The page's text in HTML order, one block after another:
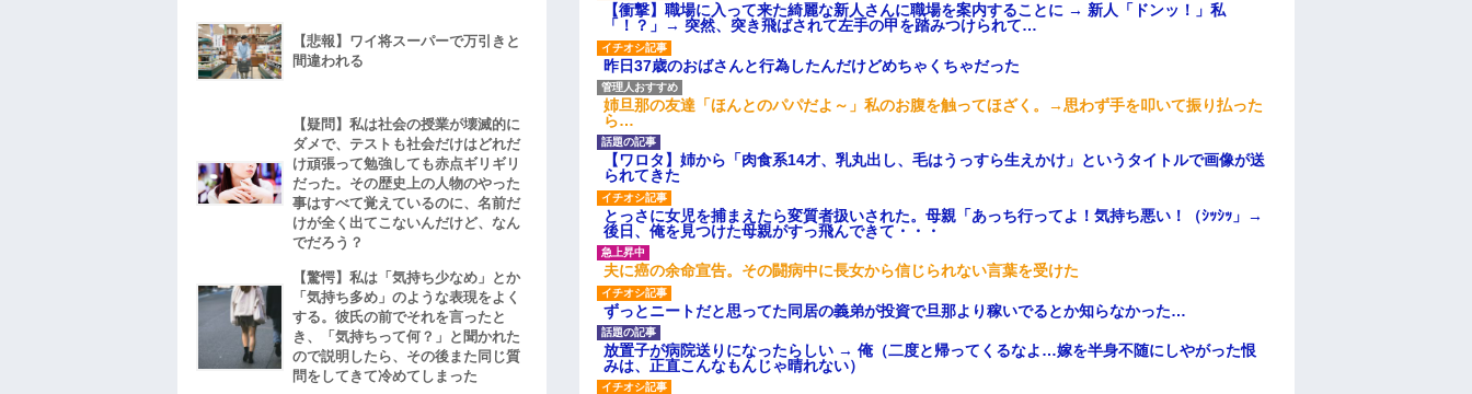
【衝撃】職場に入って来た綺麗な新人さんに職場を案内することに → 新人「ドンッ！」私
「！？」→ 突然、突き飛ばされて左手の甲を踏みつけられて…
昨日37歳のおばさんと行為したんだけどめちゃくちゃだった
姉旦那の友達「ほんとのパパだよ～」私のお腹を触ってほざく。→思わず手を叩いて振り払った
ら…
【ワロタ】姉から「肉食系14才、乳丸出し、毛はうっすら生えかけ」というタイトルで画像が送
られてきた
とっさに女児を捕まえたら変質者扱いされた。母親「あっち行ってよ！気持ち悪い！（ｼｯｼｯ」→
後日、俺を見つけた母親がすっ飛んできて・・・
夫に癌の余命宣告。その闘病中に長女から信じられない言葉を受けた
ずっとニートだと思ってた同居の義弟が投資で旦那より稼いでるとか知らなかった…
放置子が病院送りになったらしい → 俺（二度と帰ってくるなよ…嫁を半身不随にしやがった恨
みは、正直こんなもんじゃ晴れない）
【悲報】ワイ将スーパーで万引きと
間違われる
【疑問】私は社会の授業が壊滅的に
ダメで、テストも社会だけはどれだ
け頑張って勉強しても赤点ギリギリ
だった。その歴史上の人物のやった
事はすべて覚えているのに、名前だ
けが全く出てこないんだけど、なん
でだろう？
【驚愕】私は「気持ち少なめ」とか
「気持ち多め」のような表現をよく
する。彼氏の前でそれを言ったと
き、「気持ちって何？」と聞かれた
ので説明したら、その後また同じ質
問をしてきて冷めてしまった